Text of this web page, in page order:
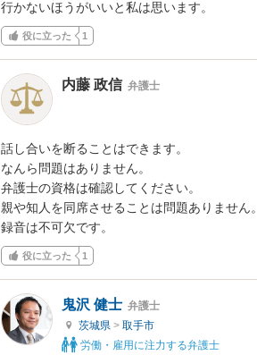
行かないほうがいいと私は思います。
役に立った 1
内藤 政信 弁護士
話し合いを断ることはできます。
なんら問題はありません。
弁護士の資格は確認してください。
親や知人を同席させることは問題ありません。
録音は不可欠です。
役に立った 1
鬼沢 健士 弁護士
茨城県 > 取手市
労働・雇用に注力する弁護士